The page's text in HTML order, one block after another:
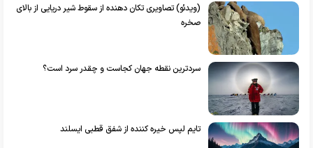
(ویدئو) تصاویری تکان دهنده از سقوط شیر دریایی از بالای
صخره
سردترین نقطه جهان کجاست و چقدر سرد است؟
تایم لپس خیره کننده از شفق قطبی ایسلند